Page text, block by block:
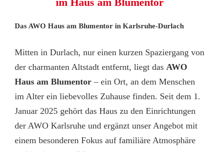
Das AWO Haus am Blumentor in Karlsruhe-Durlach
Mitten in Durlach, nur einen kurzen Spaziergang von
der charmanten Altstadt entfernt, liegt das AWO
Haus am Blumentor– ein Ort, an dem Menschen
im Alter ein liebevolles Zuhause finden. Seit dem 1.
Januar 2025 gehört das Haus zu den Einrichtungen
der AWO Karlsruhe und ergänzt unser Angebot mit
einem besonderen Fokus auf familiäre Atmosphäre